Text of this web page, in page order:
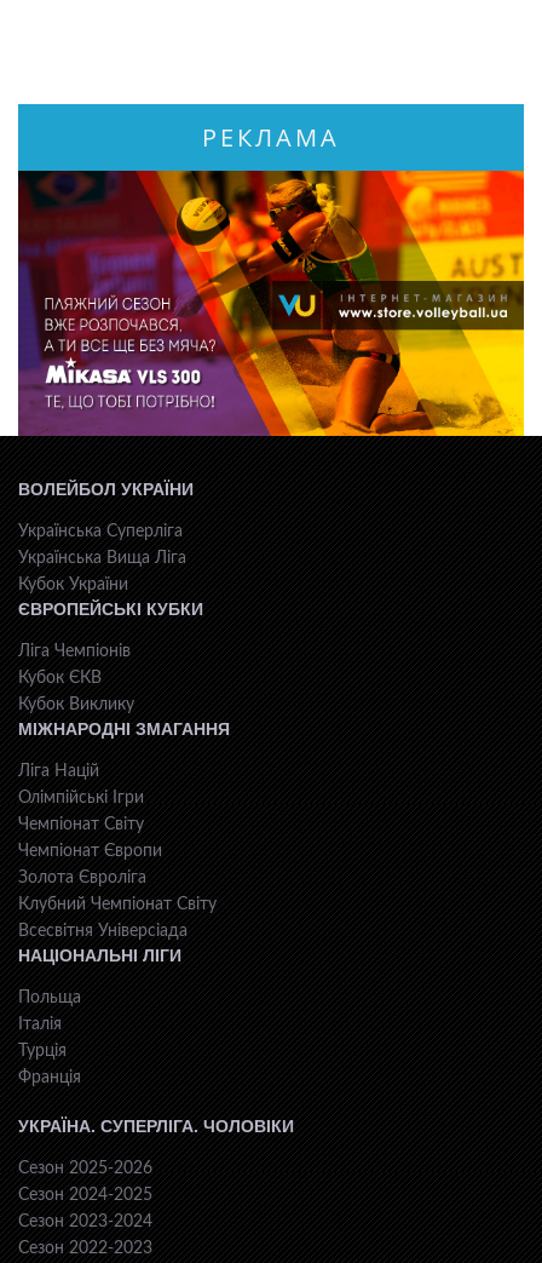
РЕКЛАМА
ВОЛЕЙБОЛ УКРАЇНИ
Українська Суперліга
Українська Вища Ліга
Кубок України
ЄВРОПЕЙСЬКІ КУБКИ
Ліга Чемпіонів
Кубок ЄКВ
Кубок Виклику
МІЖНАРОДНІ ЗМАГАННЯ
Ліга Націй
Олімпійські Ігри
Чемпіонат Світу
Чемпіонат Європи
Золота Євроліга
Клубний Чемпіонат Світу
Всесвiтня Унiверсiaда
НАЦІОНАЛЬНІ ЛІГИ
Польща
Італія
Турція
Франція
УКРАЇНА. СУПЕРЛІГА. ЧОЛОВІКИ
Сезон 2025-2026
Сезон 2024-2025
Сезон 2023-2024
Сезон 2022-2023